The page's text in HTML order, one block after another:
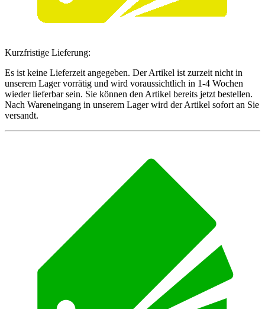
Kurzfristige Lieferung:
Es ist keine Lieferzeit angegeben. Der Artikel ist zurzeit nicht in
unserem Lager vorrätig und wird voraussichtlich in 1-4 Wochen
wieder lieferbar sein. Sie können den Artikel bereits jetzt bestellen.
Nach Wareneingang in unserem Lager wird der Artikel sofort an Sie
versandt.